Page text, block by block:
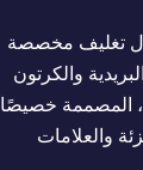
تغليف مخصصة
والكرتون
المصممة خصيصًا
والعلامات